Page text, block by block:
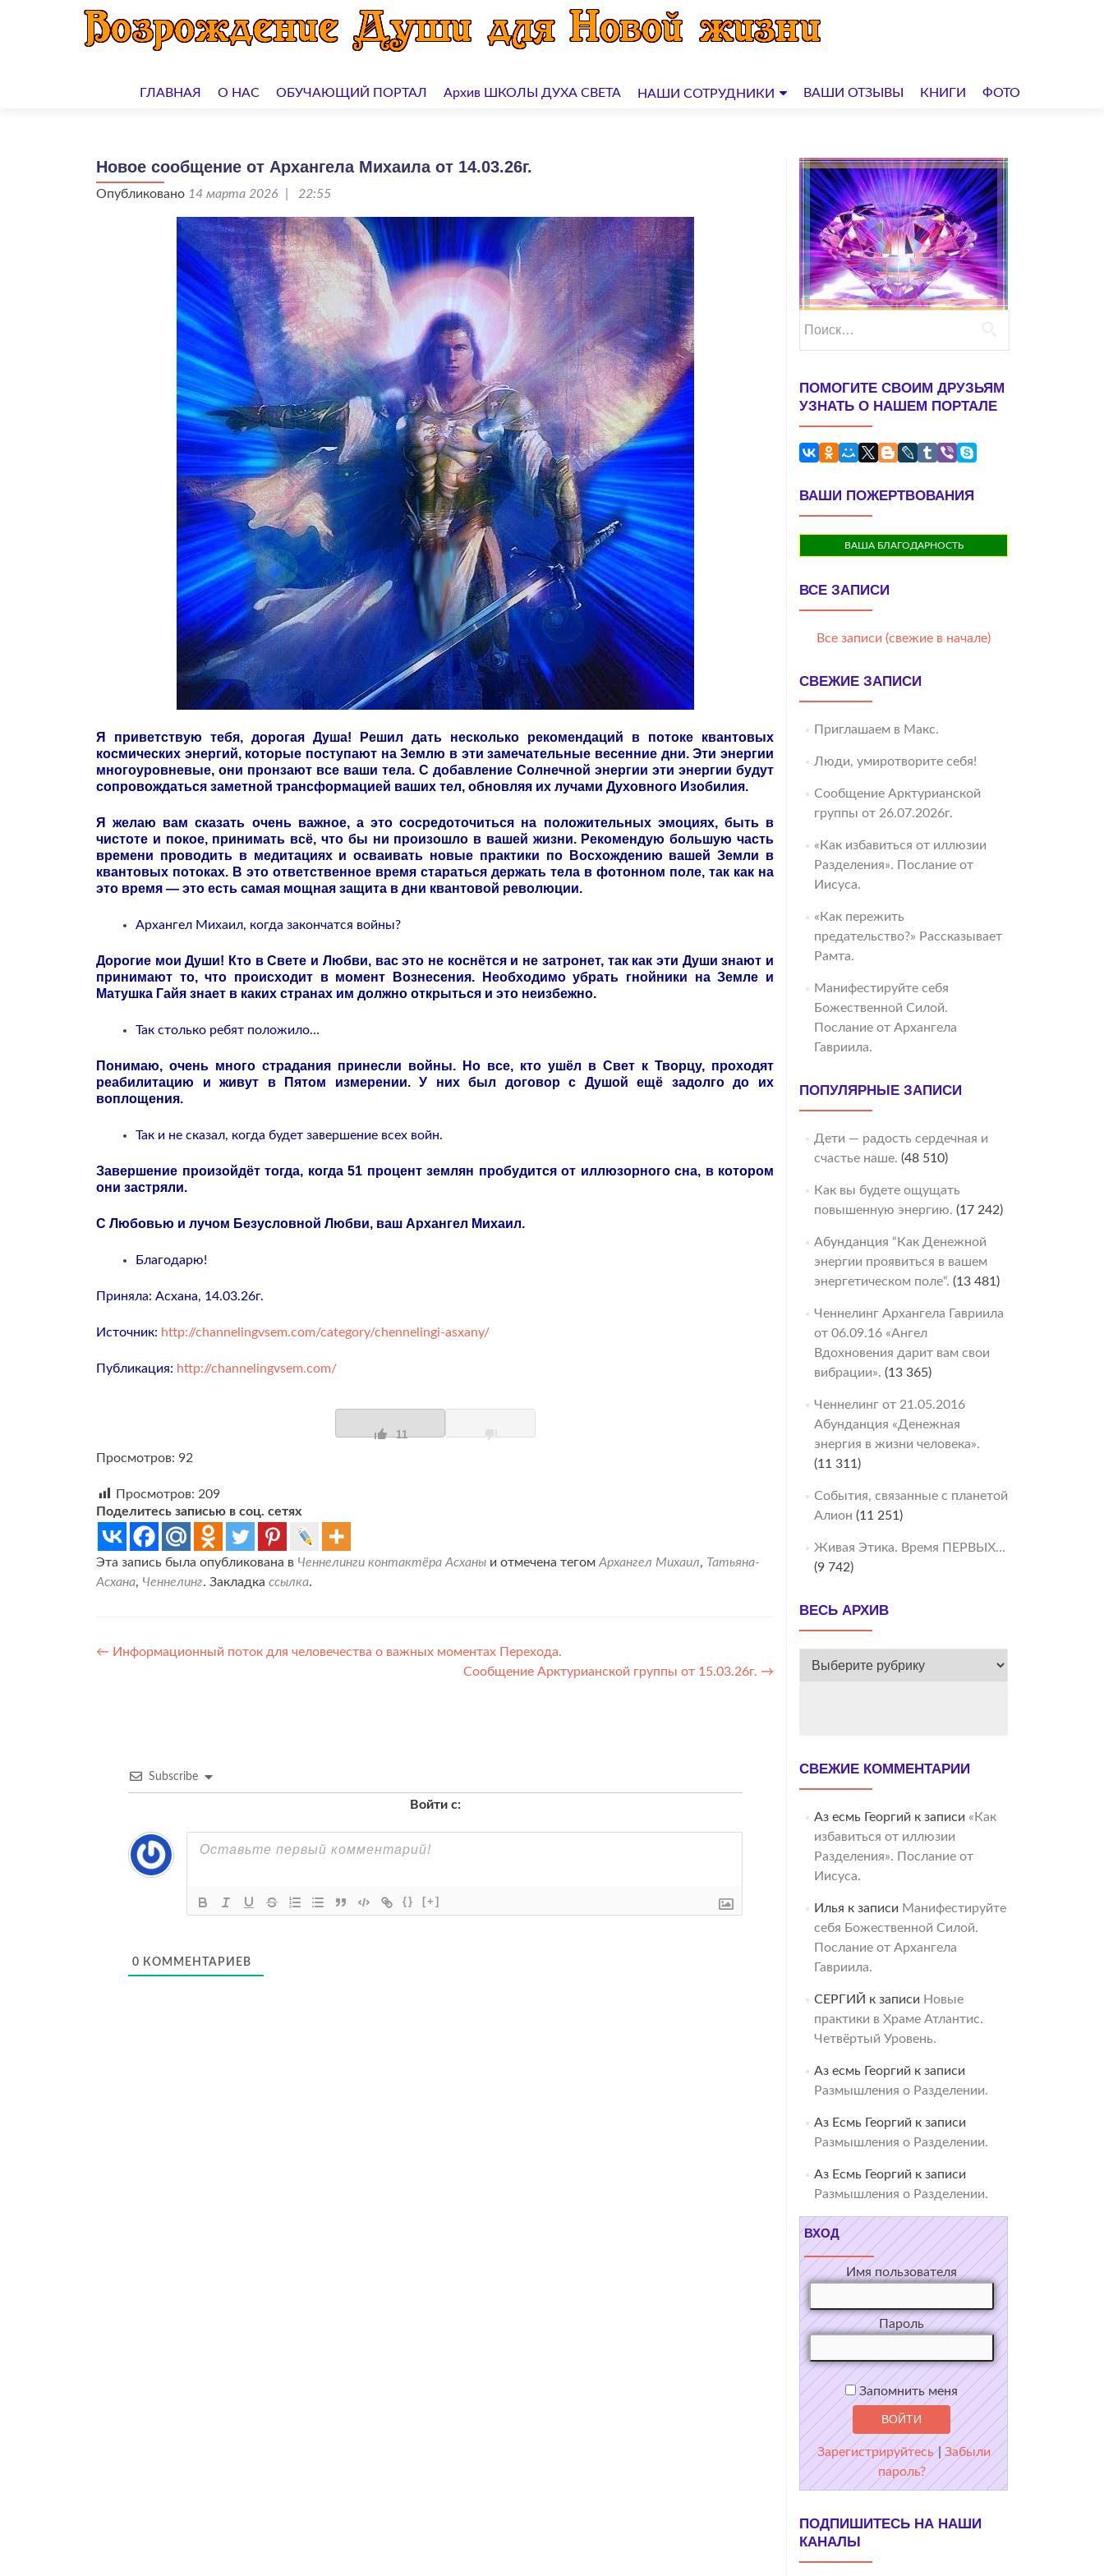
кГЛАВНАЯ О НАС ОБУЧАЮЩИЙ ПОРТАЛ Архив ШКОЛЫ ДУХА СВЕТА НАШИ СОТРУДНИКИ ВАШИ ОТЗЫВЫ КНИГИ ФОТО
Новое сообщение от Архангела Михаила от 14.03.26г.
Опубликовано 14 марта 2026 | 22:55
Я приветствую тебя, дорогая Душа! Решил дать несколько рекомендаций в потоке квантовых
космических энергий, которые поступают на Землю в эти замечательные весенние дни. Эти энергии
многоуровневые, они пронзают все ваши тела. С добавление Солнечной энергии эти энергии будут
сопровождаться заметной трансформацией ваших тел, обновляя их лучами Духовного Изобилия.
Я желаю вам сказать очень важное, а это сосредоточиться на положительных эмоциях, быть в
чистоте и покое, принимать всё, что бы ни произошло в вашей жизни. Рекомендую большую часть
времени проводить в медитациях и осваивать новые практики по Восхождению вашей Земли в
квантовых потоках. В это ответственное время стараться держать тела в фотонном поле, так как на
это время — это есть самая мощная защита в дни квантовой революции.
Архангел Михаил, когда закончатся войны?
Дорогие мои Души! Кто в Свете и Любви, вас это не коснётся и не затронет, так как эти Души знают и
принимают то, что происходит в момент Вознесения. Необходимо убрать гнойники на Земле и
Матушка Гайя знает в каких странах им должно открыться и это неизбежно.
Так столько ребят положило…
Понимаю, очень много страдания принесли войны. Но все, кто ушёл в Свет к Творцу, проходят
реабилитацию и живут в Пятом измерении. У них был договор с Душой ещё задолго до их
воплощения.
Так и не сказал, когда будет завершение всех войн.
Завершение произойдёт тогда, когда 51 процент землян пробудится от иллюзорного сна, в котором
они застряли.
С Любовью и лучом Безусловной Любви, ваш Архангел Михаил.
Благодарю!
Приняла: Асхана, 14.03.26г.
Источник: http://channelingvsem.com/category/chennelingi-asxany/
Публикация: http://channelingvsem.com/
11
Просмотров: 92
Просмотров: 209
Поделитесь записью в соц. сетях
Эта запись была опубликована в Ченнелинги контактёра Асханы и отмечена тегом Архангел Михаил, Татьяна-
Асхана, Ченнелинг. Закладка ссылка.
Навигация
← Информационный поток для человечества о важных моментах Перехода.
Сообщение Арктурианской группы от 15.03.26г. →
Subscribe
Войти с:
{} [+]
0 КОММЕНТАРИЕВ
ПОМОГИТЕ СВОИМ ДРУЗЬЯМ
УЗНАТЬ О НАШЕМ ПОРТАЛЕ
ВАШИ ПОЖЕРТВОВАНИЯ
ВАША БЛАГОДАРНОСТЬ
ВСЕ ЗАПИСИ
Все записи (свежие в начале)
СВЕЖИЕ ЗАПИСИ
Приглашаем в Макс.
Люди, умиротворите себя!
Сообщение Арктурианской
группы от 26.07.2026г.
«Как избавиться от иллюзии
Разделения». Послание от
Иисуса.
«Как пережить
предательство?» Рассказывает
Рамта.
Манифестируйте себя
Божественной Силой.
Послание от Архангела
Гавриила.
ПОПУЛЯРНЫЕ ЗАПИСИ
Дети — радость сердечная и
счастье наше. (48 510)
Как вы будете ощущать
повышенную энергию. (17 242)
Абунданция “Как Денежной
энергии проявиться в вашем
энергетическом поле“. (13 481)
Ченнелинг Архангела Гавриила
от 06.09.16 «Ангел
Вдохновения дарит вам свои
вибрации». (13 365)
Ченнелинг от 21.05.2016
Абунданция «Денежная
энергия в жизни человека».
(11 311)
События, связанные с планетой
Алион (11 251)
Живая Этика. Время ПЕРВЫХ…
(9 742)
ВЕСЬ АРХИВ
ВЕСЬ
СВЕЖИЕ КОММЕНТАРИИ
Аз есмь Георгий к записи «Как
избавиться от иллюзии
Разделения». Послание от
Иисуса.
Илья к записи Манифестируйте
себя Божественной Силой.
Послание от Архангела
Гавриила.
СЕРГИЙ к записи Новые
практики в Храме Атлантис.
Четвёртый Уровень.
Аз есмь Георгий к записи
Размышления о Разделении.
Аз Есмь Георгий к записи
Размышления о Разделении.
Аз Есмь Георгий к записи
Размышления о Разделении.
ВХОД
Имя пользователя
Пароль
Запомнить меня
Зарегистрируйтесь | Забыли
пароль?
ПОДПИШИТЕСЬ НА НАШИ
КАНАЛЫ